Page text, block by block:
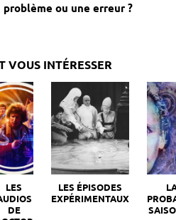
ou une erreur ?
LES
DE
LES ÉPISODES
EXPÉRIMENTAUX